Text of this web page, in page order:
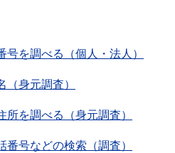
を調べる（個人・法人）
身元調査）
を調べる（身元調査）
号などの検索（調査）